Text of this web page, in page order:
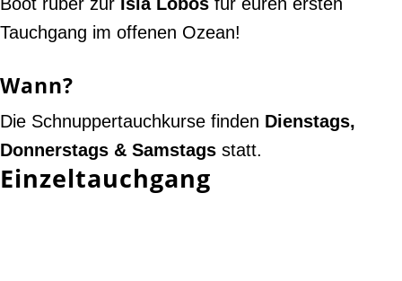
Tauchgang im offenen Ozean!
Wann?
Die Schnuppertauchkurse finden Dienstags,
Donnerstags & Samstags statt.
Einzeltauchgang